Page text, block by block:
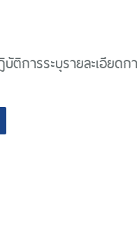
บัติการระบุรายละเอียด